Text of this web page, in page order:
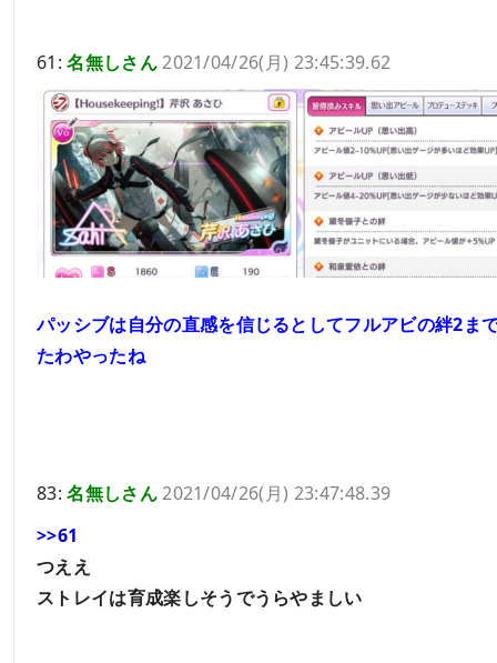
61:名無しさん2021/04/26(月) 23:45:39.62
パッシブは自分の直感を信じるとしてフルアビの絆2ま
たわやったね
83:名無しさん2021/04/26(月) 23:47:48.39
>>61
つええ
ストレイは育成楽しそうでうらやましい